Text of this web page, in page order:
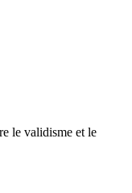
le validisme et le